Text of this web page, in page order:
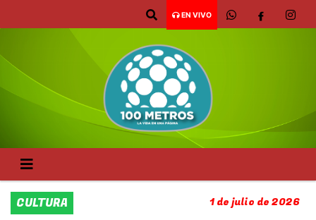
EN VIVO
CULTURA 1 de julio de 2026